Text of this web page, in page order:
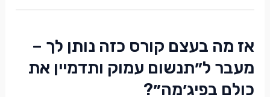
אז מה בעצם קורס כזה נותן לך –
מעבר ל״תנשום עמוק ותדמיין את
כולם בפיג׳מה״?